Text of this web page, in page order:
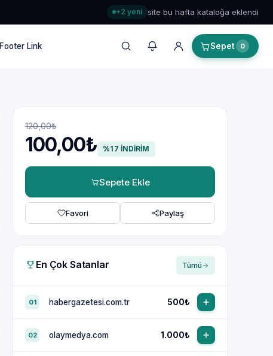
+2 yeni site bu hafta kataloğa eklendi
Footer Link Sepet 0
120,00₺
100,00₺ %17 İNDİRİM
Sepete Ekle
Favori Paylaş
En Çok Satanlar Tümü
01 habergazetesi.com.tr 500₺
02 olaymedya.com 1.000₺